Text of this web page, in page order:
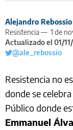
Alejandro Rebossio
Resistencia — 1 de
Actualizado el 01/
@ale_rebossio
Resistencia no
donde se
Público donde
Emmanuel